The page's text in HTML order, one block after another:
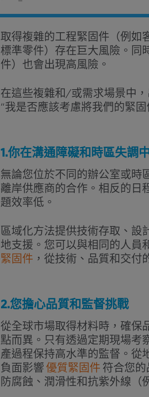
取得複雜的工程緊固件（例如
標準零件）存在巨大風險。同
件）也會出現高風險。
在這些複雜和/或需求場景中
“我是否應該考慮將我們的緊
1.你在溝通障礙和時區失調
無論您位於不同的辦公室或時
離岸供應商的合作。相反的日
題效率低。
區域化方法提供技術存取、設
地支援。您可以與相同的人員
緊固件 ，從技術、品質和交付
2.您擔心品質和監督挑戰
從全球市場取得材料時，確保
點而異。只有透過定期現場考
產過程保持高水準的監督。從
負面影響優質緊固件 符合您的
防腐蝕、潤滑性和抗紫外線（